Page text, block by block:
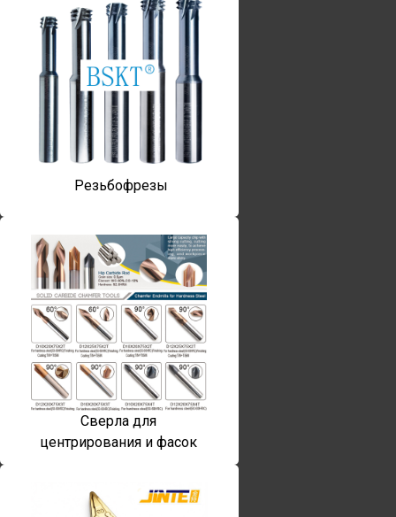
Резьбофрезы
Сверла для
центрирования и фасок